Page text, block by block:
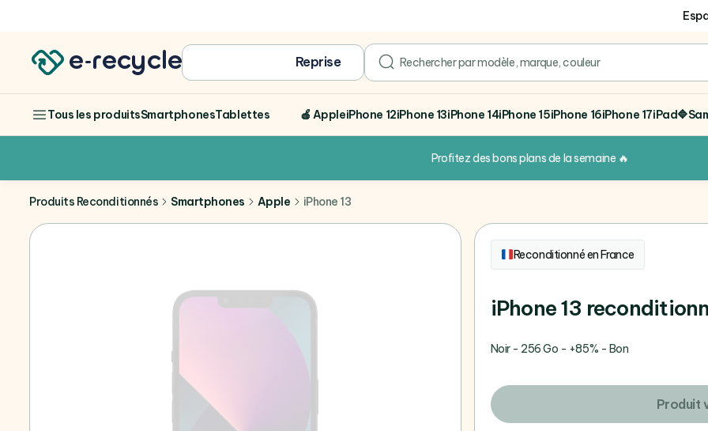
Reprise
search
Tous les produitsSmartphonesTablettes 🍎 AppleiPhone 12iPhone 13iPhone 14iPhone 15iPhone 16iPhone 17iPad
Profitez des bons plans de la semaine 🔥
Produits Reconditionnés Smartphones Apple iPhone 13
Reconditionné en France
iPhone 13
Noir - 256 Go - +85% - Bon
Produit